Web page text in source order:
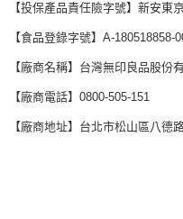
【投保產品責任險字號】新安東
【食品登錄字號】A-180518858-
【廠商名稱】台灣無印良品股份
【廠商電話】0800-505-151
【廠商地址】台北市松山區八德